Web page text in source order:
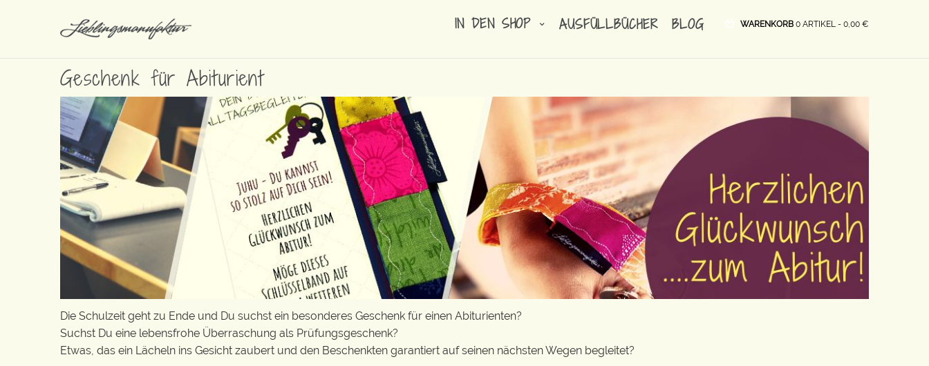
IN DEN SHOP AUSFÜLLBÜCHER BLOG WARENKORB 0 ARTIKEL - 0,00 €
Geschenk für Abiturient
Die Schulzeit geht zu Ende und Du suchst ein besonderes Geschenk für einen Abiturienten?
Suchst Du eine lebensfrohe Überraschung als Prüfungsgeschenk?
Etwas, das ein Lächeln ins Gesicht zaubert und den Beschenkten garantiert auf seinen nächsten Wegen begleitet?